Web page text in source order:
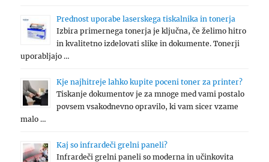
Prednost uporabe laserskega tiskalnika in tonerja
Izbira primernega tonerja je ključna, če želimo hitro
in kvalitetno izdelovati slike in dokumente. Tonerji
uporabljajo …
Kje najhitreje lahko kupite poceni toner za printer?
Tiskanje dokumentov je za mnoge med vami postalo
povsem vsakodnevno opravilo, ki vam sicer vzame
malo …
Kaj so infrardeči grelni paneli?
Infrardeči grelni paneli so moderna in učinkovita